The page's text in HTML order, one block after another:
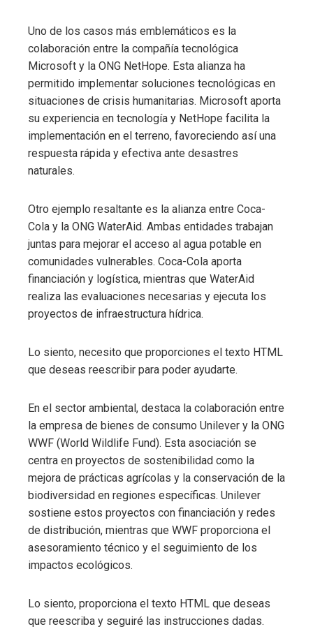
Uno de los casos más emblemáticos es la
colaboración entre la compañía tecnológica
Microsoft y la ONG NetHope. Esta alianza ha
permitido implementar soluciones tecnológicas en
situaciones de crisis humanitarias. Microsoft aporta
su experiencia en tecnología y NetHope facilita la
implementación en el terreno, favoreciendo así una
respuesta rápida y efectiva ante desastres
naturales.
Otro ejemplo resaltante es la alianza entre Coca-
Cola y la ONG WaterAid. Ambas entidades trabajan
juntas para mejorar el acceso al agua potable en
comunidades vulnerables. Coca-Cola aporta
financiación y logística, mientras que WaterAid
realiza las evaluaciones necesarias y ejecuta los
proyectos de infraestructura hídrica.
Lo siento, necesito que proporciones el texto HTML
que deseas reescribir para poder ayudarte.
En el sector ambiental, destaca la colaboración entre
la empresa de bienes de consumo Unilever y la ONG
WWF (World Wildlife Fund). Esta asociación se
centra en proyectos de sostenibilidad como la
mejora de prácticas agrícolas y la conservación de la
biodiversidad en regiones específicas. Unilever
sostiene estos proyectos con financiación y redes
de distribución, mientras que WWF proporciona el
asesoramiento técnico y el seguimiento de los
impactos ecológicos.
Lo siento, proporciona el texto HTML que deseas
que reescriba y seguiré las instrucciones dadas.